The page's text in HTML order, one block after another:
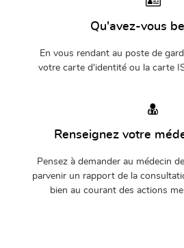
Qu'avez-vous
En vous rendant au poste de
votre carte d'identité ou la carte
Renseignez votre
Pensez à demander au médecin
parvenir un rapport de la
bien au courant des actions